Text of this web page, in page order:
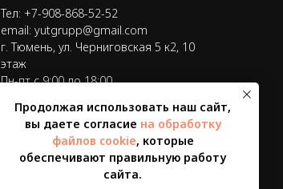
Продолжая использовать наш сайт,
вы даете согласие на обработку
файлов cookie, которые
обеспечивают правильную работу
сайта.
Тел: +7-908-868-52-52
email: yutgrupp@gmail.com
г. Тюмень, ул. Черниговская 5 к2, 10
этаж
Пн-пт с 9:00 до 18:00